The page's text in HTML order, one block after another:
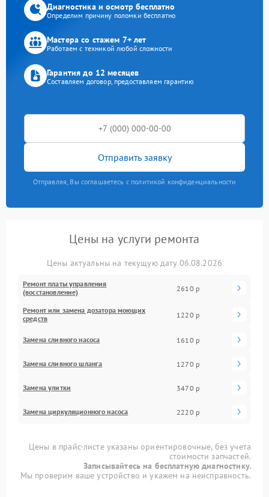
Диагностика и осмотр бесплатно
Определим причину поломки бесплатно
Мастера со стажем 7+ лет
Работаем с техникой любой сложности
Гарантия до 12 месяцев
Составляем договор, предоставляем гарантию
Отправить заявку
Отправляя, Вы соглашаетесь с политикой конфиденциальности
Цены на услуги ремонта
Цены актуальны на текущую дату 06.08.2026
Ремонт платы управления
(восстановление)
2610 р
Ремонт или замена дозатора моющих
средств
1220 р
Замена сливного насоса 1610 р
Замена сливного шланга 1270 р
Замена улитки 3470 р
Замена циркуляционного насоса 2220 р
Цены в прайс-листе указаны ориентировочные, без учета
стоимости запчастей.
Записывайтесь на бесплатную диагностику.
Мы проверим ваше устройство и укажем на неисправность.